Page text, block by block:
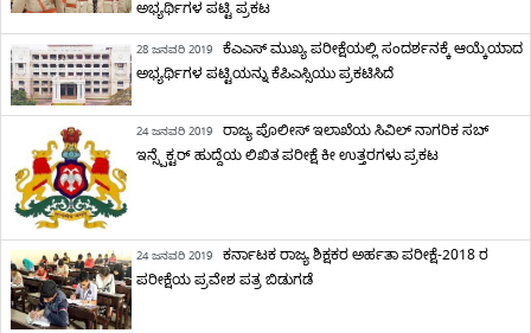
ಅಭ್ಯರ್ಥಿಗಳ ಪಟ್ಟಿ ಪ್ರಕಟ
28 ಜನವರಿ 2019
ಕೆಎಎಸ್ ಮುಖ್ಯ ಪರೀಕ್ಷೆಯಲ್ಲಿ ಸಂದರ್ಶನಕ್ಕೆ ಆಯ್ಕೆಯಾದ
ಅಭ್ಯರ್ಥಿಗಳ ಪಟ್ಟಿಯನ್ನು ಕೆಪಿಎಸ್ಸಿಯು ಪ್ರಕಟಿಸಿದೆ
24 ಜನವರಿ 2019
ರಾಜ್ಯ ಪೊಲೀಸ್ ಇಲಾಖೆಯ ಸಿವಿಲ್ ನಾಗರಿಕ ಸಬ್
ಇನ್ಸ್ಪೆಕ್ಟರ್ ಹುದ್ದೆಯ ಲಿಖಿತ ಪರೀಕ್ಷೆ ಕೀ ಉತ್ತರಗಳು ಪ್ರಕಟ
24 ಜನವರಿ 2019
ಕರ್ನಾಟಕ ರಾಜ್ಯ ಶಿಕ್ಷಕರ ಅರ್ಹತಾ ಪರೀಕ್ಷೆ-2018 ರ
ಪರೀಕ್ಷೆಯ ಪ್ರವೇಶ ಪತ್ರ ಬಿಡುಗಡೆ